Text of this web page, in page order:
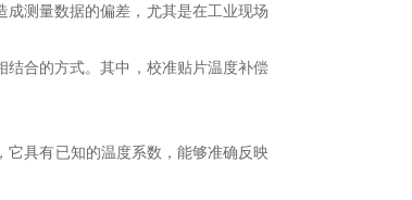
成测量数据的偏差，尤其是在工业现场
合的方式。其中，校准贴片温度补偿
具有已知的温度系数，能够准确反映